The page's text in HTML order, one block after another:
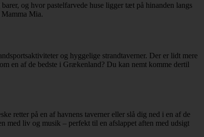
og hvor pastelfarvede huse ligger tæt på hinanden langs
Mia.
og hyggelige strandtaverner. Der er lidt mere
en af de bedste i Grækenland? Du kan nemt komme dertil
retter på en af havnens taverner eller slå dig ned i en af de
med liv og musik – perfekt til en afslappet aften med udsigt